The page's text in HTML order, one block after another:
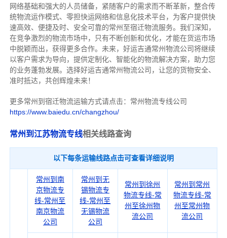
网络基础和强大的人员储备，紧随客户的需求而不断革新，整合传
统物流运作模式、零担快运网络和信息化技术平台，为客户提供快
速高效、便捷及时、安全可靠的常州至宿迁物流服务。 我们深知，
在竞争激烈的物流市场中，只有不断创新和优化，才能在货运市场
中脱颖而出，获得更多合作。 未来，好运吉通常州物流公司将继续
以客户需求为导向，提供定制化、智能化的物流解决方案，助力您
的业务蓬勃发展。选择好运吉通常州物流公司，让您的货物安全、
准时抵达，共创辉煌未来！
更多常州到宿迁物流运输方式请点击：常州物流专线公司
https://www.baiedu.cn/changzhou/
常州到江苏物流专线相关线路查询
以下每条运输线路点击可查看详细说明
常州到南
京物流专
线-常州至
南京物流
公司
常州到无
锡物流专
线-常州至
无锡物流
公司
常州到徐州
物流专线-常
州至徐州物
流公司
常州到常州
物流专线-常
州至常州物
流公司